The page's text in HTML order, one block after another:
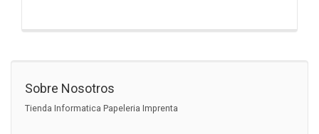
Sobre Nosotros
Tienda Informatica Papeleria Imprenta